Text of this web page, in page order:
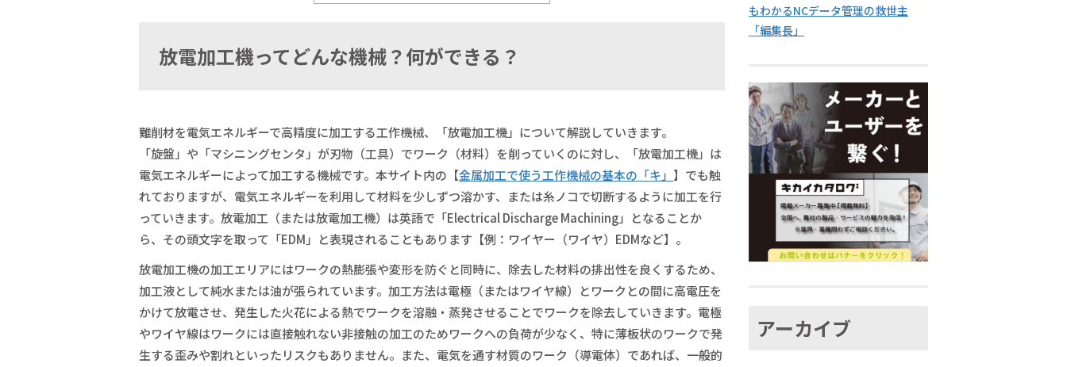
放電加工機ってどんな機械？何ができる？
難削材を電気エネルギーで高精度に加工する工作機械、「放電加工機」について解説していきます。
「旋盤」や「マシニングセンタ」が刃物（工具）でワーク（材料）を削っていくのに対し、「放電加工機」は
電気エネルギーによって加工する機械です。本サイト内の【金属加工で使う工作機械の基本の「キ」 】でも触
れておりますが、電気エネルギーを利用して材料を少しずつ溶かす、または糸ノコで切断するように加工を行
っていきます。放電加工（または放電加工機）は英語で「Electrical Discharge Machining」となることか
ら、その頭文字を取って「EDM」と表現されることもあります【例：ワイヤー（ワイヤ）EDMなど】。
放電加工機の加工エリアにはワークの熱膨張や変形を防ぐと同時に、除去した材料の排出性を良くするため、
加工液として純水または油が張られています。加工方法は電極（またはワイヤ線）とワークとの間に高電圧を
かけて放電させ、発生した火花による熱でワークを溶融・蒸発させることでワークを除去していきます。電極
やワイヤ線はワークには直接触れない非接触の加工のためワークへの負荷が少なく、特に薄板状のワークで発
生する歪みや割れといったリスクもありません。また、電気を通す材質のワーク（導電体）であれば、一般的
もわかるNCデータ管理の救世主
「編集長」
アーカイブ